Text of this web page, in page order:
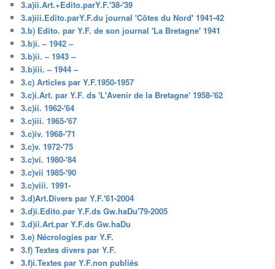
3.a)ii.Art.+Edito.parY.F.'38-'39
3.a)iii.Edito.parY.F.du journal 'Côtes du Nord' 1941-42
3.b) Edito. par Y.F. de son journal 'La Bretagne' 1941
3.b)i. – 1942 –
3.b)ii. – 1943 –
3.b)iii. – 1944 –
3.c) Articles par Y.F.1950-1957
3.c)i.Art. par Y.F. ds 'L'Avenir de la Bretagne' 1958-'62
3.c)ii. 1962-'64
3.c)iii. 1965-'67
3.c)iv. 1968-'71
3.c)v. 1972-'75
3.c)vi. 1980-'84
3.c)vii 1985-'90
3.c)viii. 1991-
3.d)Art.Divers par Y.F.'61-2004
3.d)i.Edito.par Y.F.ds Gw.haDu'79-2005
3.d)ii.Art.par Y.F.ds Gw.haDu
3.e) Nécrologies par Y.F.
3.f) Textes divers par Y.F.
3.f)i.Textes par Y.F.non publiés